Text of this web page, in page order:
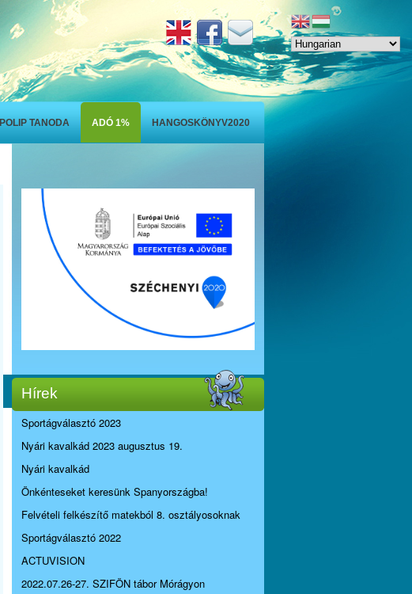
POLIP TANODA ADÓ 1% HANGOSKÖNYV2020
Hírek
Sportágválasztó 2023
Nyári kavalkád 2023 augusztus 19.
Nyári kavalkád
Önkénteseket keresünk Spanyországba!
Felvételi felkészítő matekból 8. osztályosoknak
Sportágválasztó 2022
ACTUVISION
2022.07.26-27. SZIFÖN tábor Mórágyon